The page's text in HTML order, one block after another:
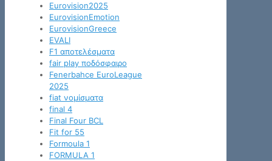
Eurovision2025
EurovisionEmotion
EurovisionGreece
EVALI
F1 αποτελέσματα
fair play ποδόσφαιρο
Fenerbahce EuroLeague
2025
fiat νομίσματα
final 4
Final Four BCL
Fit for 55
Formoula 1
FORMULA 1